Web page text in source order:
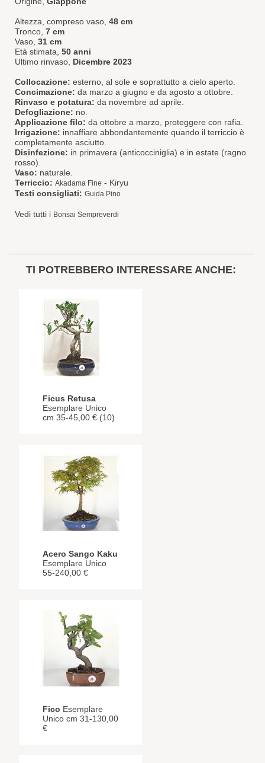
Altezza, compreso vaso, 48 cm
Tronco, 7 cm
Vaso, 31 cm
Età stimata, 50 anni
Ultimo rinvaso, Dicembre 2023
Collocazione: esterno, al sole e soprattutto a cielo aperto.
Concimazione: da marzo a giugno e da agosto a ottobre.
Rinvaso e potatura: da novembre ad aprile.
Defogliazione: no.
Applicazione filo: da ottobre a marzo, proteggere con rafia.
Irrigazione: innaffiare abbondantemente quando il terriccio è
completamente asciutto.
Disinfezione: in primavera (anticocciniglia) e in estate (ragno
rosso).
Vaso: naturale.
Terriccio: Akadama Fine - Kiryu
Testi consigliati: Guida Pino
Vedi tutti i Bonsai Sempreverdi
TI POTREBBERO INTERESSARE ANCHE:
Ficus Retusa
Esemplare Unico
cm 35-45,00 € (10)
Acero Sango Kaku
Esemplare Unico
55-240,00 €
Fico Esemplare
Unico cm 31-130,00
€